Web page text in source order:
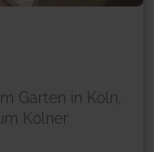
Garten in Köln,
Kölner